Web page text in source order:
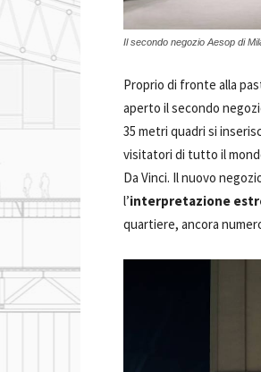
Il secondo negozio Aesop di
Proprio di fronte alla
aperto il secondo
35 metri quadri si
visitatori di tutto il
Da Vinci. Il nuovo
l’interpretazione
quartiere, ancora